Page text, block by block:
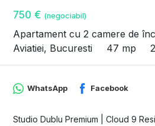
750 € (negociabil)
Apartament cu 2 camere de
Aviatiei, Bucuresti
47 mp
WhatsApp Facebook
Studio Dublu Premium | Cloud 9